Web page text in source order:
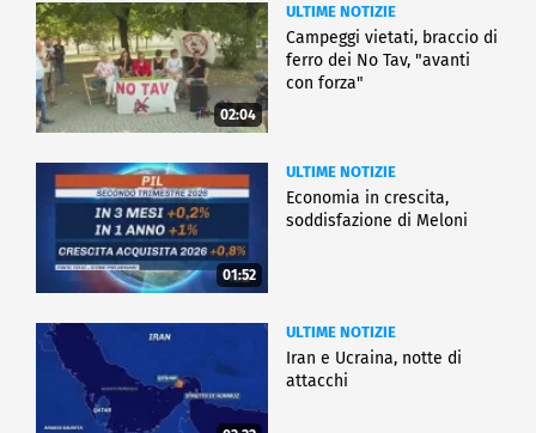
02:04
ULTIME NOTIZIE
Campeggi vietati, braccio di
ferro dei No Tav, "avanti
con forza"
01:52
ULTIME NOTIZIE
Economia in crescita,
soddisfazione di Meloni
ULTIME NOTIZIE
Iran e Ucraina, notte di
attacchi